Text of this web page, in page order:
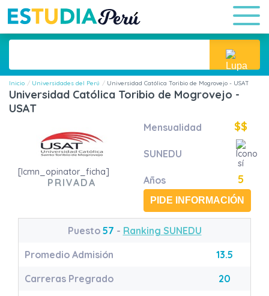
Inicio Universidades del Perú Universidad Católica Toribio de Mogrovejo - USAT
Universidad Católica Toribio de Mogrovejo -
USAT
[lcmn_opinator_ficha]
PRIVADA
Mensualidad $$
SUNEDU
Años 5
PIDE INFORMACIÓN
Puesto 57 - Ranking SUNEDU
Promedio Admisión
13.5
Carreras Pregrado
20